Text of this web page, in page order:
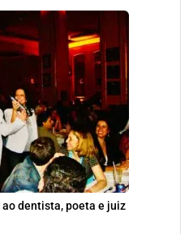
dentista, poeta e juiz